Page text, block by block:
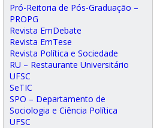
Pró-Reitoria de Pós-Graduação –
PROPG
Revista EmDebate
Revista EmTese
Revista Política e Sociedade
RU – Restaurante Universitário
UFSC
SeTIC
SPO – Departamento de
Sociologia e Ciência Política
UFSC